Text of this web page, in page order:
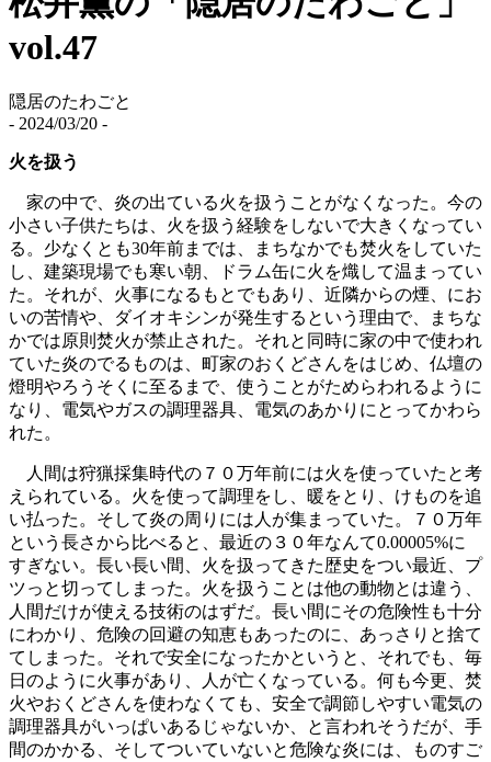
vol.47
隠居のたわごと
- 2024/03/20 -
火を扱う
家の中で、炎の出ている火を扱うことがなくなった。今の
小さい子供たちは、火を扱う経験をしないで大きくなってい
る。少なくとも30年前までは、まちなかでも焚火をしていた
し、建築現場でも寒い朝、ドラム缶に火を熾して温まってい
た。それが、火事になるもとでもあり、近隣からの煙、にお
いの苦情や、ダイオキシンが発生するという理由で、まちな
かでは原則焚火が禁止された。それと同時に家の中で使われ
ていた炎のでるものは、町家のおくどさんをはじめ、仏壇の
燈明やろうそくに至るまで、使うことがためらわれるように
なり、電気やガスの調理器具、電気のあかりにとってかわら
れた。
人間は狩猟採集時代の７０万年前には火を使っていたと考
えられている。火を使って調理をし、暖をとり、けものを追
い払った。そして炎の周りには人が集まっていた。７０万年
という長さから比べると、最近の３０年なんて0.00005%に
すぎない。長い長い間、火を扱ってきた歴史をつい最近、プ
ツっと切ってしまった。火を扱うことは他の動物とは違う、
人間だけが使える技術のはずだ。長い間にその危険性も十分
にわかり、危険の回避の知恵もあったのに、あっさりと捨て
てしまった。それで安全になったかというと、それでも、毎
日のように火事があり、人が亡くなっている。何も今更、焚
火やおくどさんを使わなくても、安全で調節しやすい電気の
調理器具がいっぱいあるじゃないか、と言われそうだが、手
間のかかる、そしてついていないと危険な炎には、ものすご